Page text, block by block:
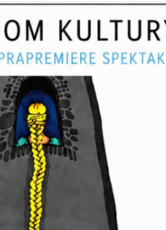
24-08-2026—26-